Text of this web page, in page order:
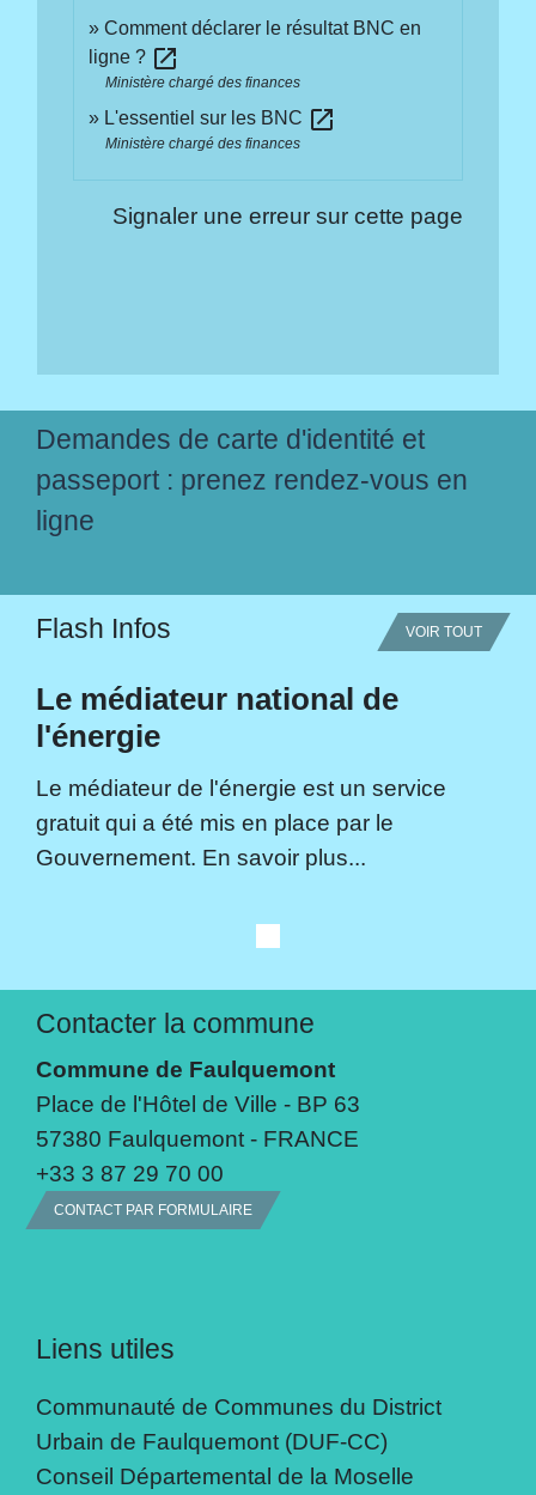
Comment déclarer le résultat BNC en
ligne ? open_in_new
Ministère chargé des finances
L'essentiel sur les BNC open_in_new
Ministère chargé des finances
Signaler une erreur sur cette page
Demandes de carte d'identité et
passeport : prenez rendez-vous en
ligne
Flash Infos VOIR TOUT
Le médiateur national de
l'énergie
Le médiateur de l'énergie est un service
gratuit qui a été mis en place par le
Gouvernement. En savoir plus...
Contacter la commune
Commune de Faulquemont
Place de l'Hôtel de Ville - BP 63
57380 Faulquemont - FRANCE
+33 3 87 29 70 00
CONTACT PAR FORMULAIRE
Liens utiles
Communauté de Communes du District
Urbain de Faulquemont (DUF-CC)
Conseil Départemental de la Moselle